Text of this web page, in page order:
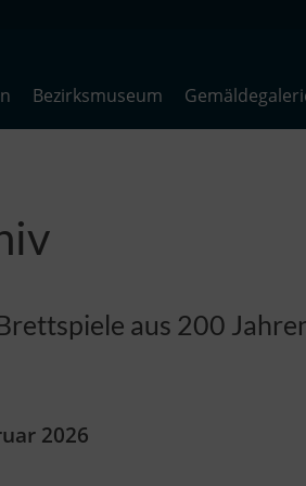
Bezirksmuseum
aus 200
2026